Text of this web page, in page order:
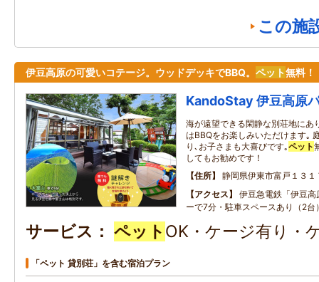
この施
伊豆高原の可愛いコテージ。ウッドデッキでBBQ。 ペット無料！
KandoStay 伊豆高原
海が遠望できる閑静な別荘地にあ
はBBQをお楽しみいただけます｡
り､お子さまも大喜びです｡ペット
してもお勧めです！
住所
静岡県伊東市富戸１３１
アクセス
伊豆急電鉄「伊豆
ーで7分・駐車スペースあり（2台
サービス ペット OK・ケージ有り・
「ペット 貸別荘」を含む宿泊プラン